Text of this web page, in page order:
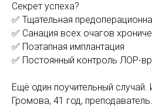
Секрет успеха?
✅ Тщательная
✅ Санация всех очагов
✅ Поэтапная имплантация
✅ Постоянный контроль ЛОР-
Ещё один поучительный
Громова, 41 год,